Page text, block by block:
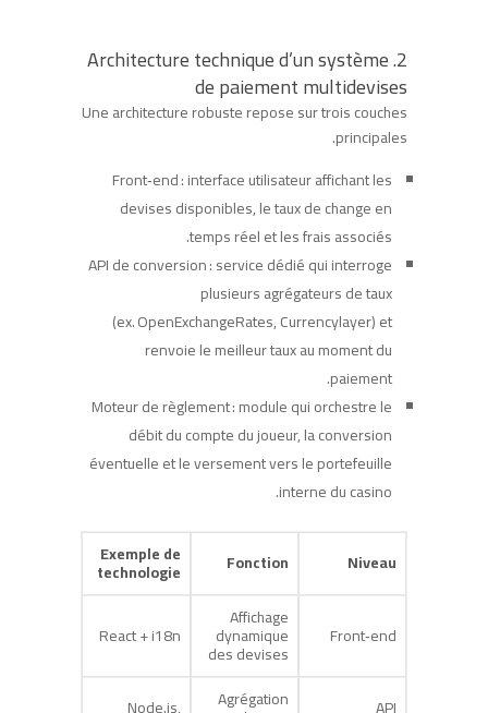
2. Architecture technique d’un système
de paiement multidevises
Une architecture robuste repose sur trois couches
principales.
Front‑end : interface utilisateur affichant les
devises disponibles, le taux de change en
temps réel et les frais associés.
API de conversion : service dédié qui interroge
plusieurs agrégateurs de taux
(ex. OpenExchangeRates, Currencylayer) et
renvoie le meilleur taux au moment du
paiement.
Moteur de règlement : module qui orchestre le
débit du compte du joueur, la conversion
éventuelle et le versement vers le portefeuille
interne du casino.
Niveau
Fonction
Exemple de
technologie
Front‑end
Affichage
dynamique
des devises
React + i18n
Agrégation